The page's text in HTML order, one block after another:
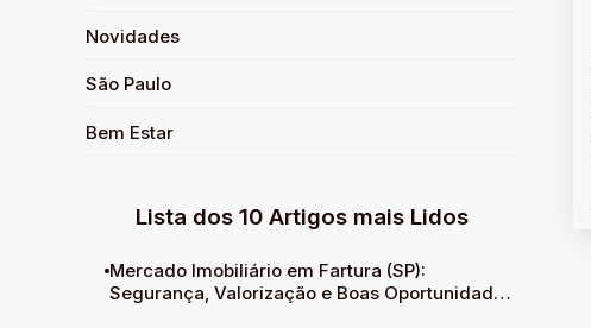
Novidades
São Paulo
Bem Estar
Lista dos 10 Artigos mais Lidos
Mercado Imobiliário em Fartura (SP):
Segurança, Valorização e Boas Oportunidades